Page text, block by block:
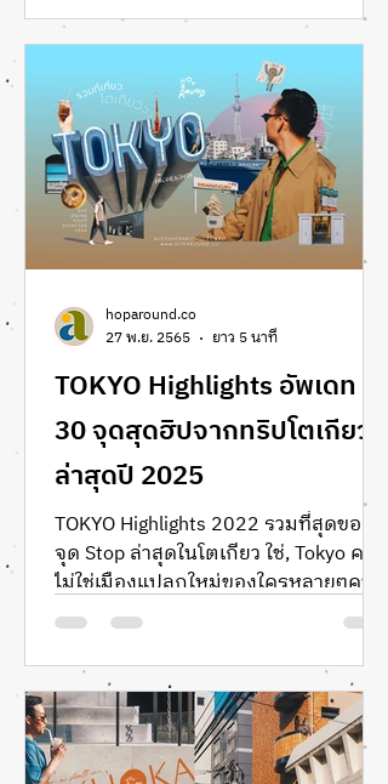
TOKYO Highlights อัพเดท
30 จุดสุดฮิปจากทริปโตเกียว
ล่าสุดปี 2025
TOKYO Highlights 2022 รวมที่สุดของ
จุด Stop ล่าสุดในโตเกียว ใช่, Tokyo คง
ไม่ใช่เมืองแปลกใหม่ของใครหลายๆคน
อีกต่อไป แต่ยอมรับเถอะว่า เมืองหลวงข
hoparound.co
27 พ.ย. 2565
ยาว 5 นาที